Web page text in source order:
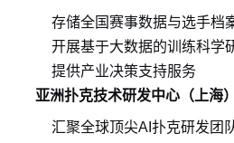
存储全国赛事数据与选手档
开展基于大数据的训练科学
提供产业决策支持服务
亚洲扑克技术研发中心（上海）
汇聚全球顶尖AI扑克研发团